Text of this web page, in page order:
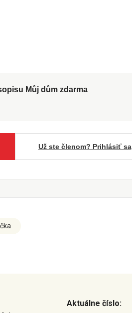
Můj dům zdarma
Už ste členom? Prihlásiť sa
Aktuálne číslo: